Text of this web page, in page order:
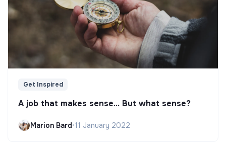
Get Inspired
A job that makes sense... But what sense?
Marion Bard•11 January 2022